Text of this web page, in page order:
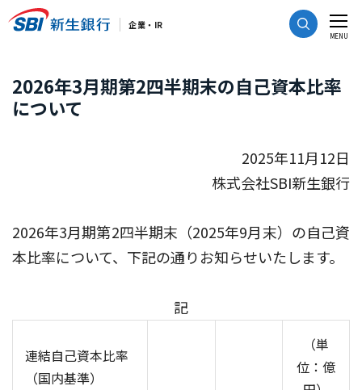
CLOSE
MENU
2026年3月期第2四半期末の自己資本比率
について
2025年11月12日
株式会社SBI新生銀行
2026年3月期第2四半期末（2025年9月末）の自己資
本比率について、下記の通りお知らせいたします。
記
連結自己資本比率
（国内基準）
（単
位：億
企業・IR